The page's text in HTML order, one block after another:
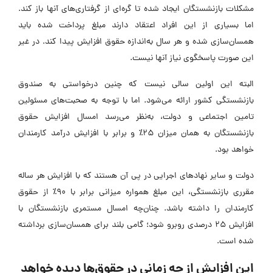
مشکلات بازنشستگان ایجاد شده تا گره‌ای از گرفتاری‌های آنها باز کند.
اما بسیاری از این افراد اعتقاد دارند مبلغ پرداخت شده باید
همسان‌سازی شده و هر سال به‌اندازه حقوق افزایش پیدا کند. در غیر
این صورت پاسخگوی نیاز آنها نیست.
البته این اولین سالی نیست که چنین درخواستی به صندوق
بازنشستگی کشور ارائه می‌شود. اما با توجه به صحبت‌های مسئولین
تامین اجتماعی و دولت، به‌نظر می‌رسد امسال افزایش حقوق
بازنشستگان به همان میزان ۲۵٪ و برابر با افزایش درآمد کارمندان
خواهد بود.
دولت و سایر نهادهای اجرایی در پی آن هستند که با افزایش هر ساله
مقرری بازنشستگی، این مبلغ همواره میزانی برابر با ۹۰٪ از حقوق
کارمندان را داشته باشد. چنان‌چه امسال مستمری بازنشستگان با
افزایش 25 درصدی روبرو شود؛ گامی بلند برای همسان‌سازی برداشته
شده است.